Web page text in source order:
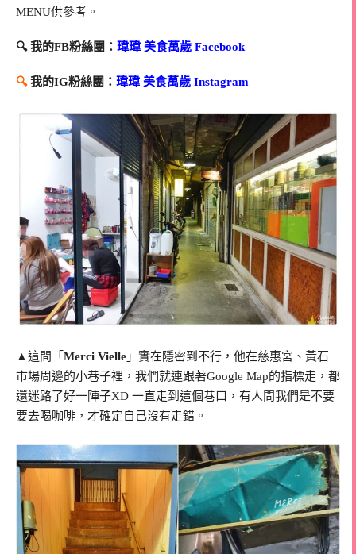
MENU供參考。
🔍 我的FB粉絲團： 瑋瑋 美食萬歲 Facebook
🔍我的IG粉絲團： 瑋瑋 美食萬歲 Instagram
▲這間「 Merci Vielle 」實在隱密到不行，他在慈惠宮、黃石
市場周邊的小巷子裡，我們就連跟著Google Map的指標走，都
還迷路了好一陣子XD 一直走到這個巷口，有人問我們是不要
要去喝咖啡，才確定自己沒有走錯。